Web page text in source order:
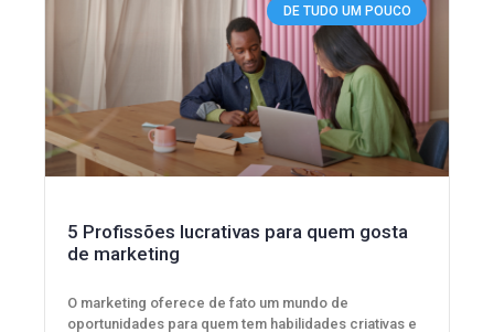
DE TUDO UM POUCO
5 Profissões lucrativas para quem gosta
de marketing
O marketing oferece de fato um mundo de
oportunidades para quem tem habilidades criativas e